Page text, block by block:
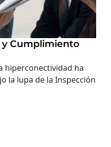
Cumplimiento
hiperconectividad ha
la lupa de la Inspección